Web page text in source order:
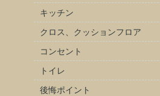
キッチン
クロス、クッションフロア
コンセント
トイレ
後悔ポイント